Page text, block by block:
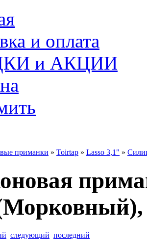
и оплата
и АКЦИИ
приманки » Toirtap » Lasso 3,1" »
следующий последний